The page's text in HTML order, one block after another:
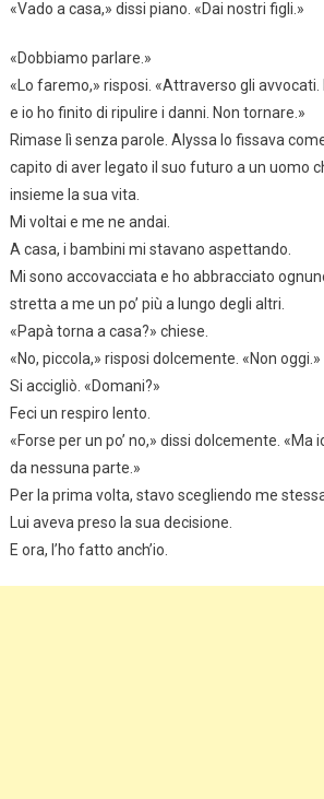
«Vado a casa,» dissi piano. «Dai nostri figli.»
«Dobbiamo parlare.»
«Lo faremo,» risposi. «Attraverso gli
e io ho finito di ripulire i danni. Non tornare.»
Rimase lì senza parole. Alyssa lo fissava
capito di aver legato il suo futuro a un uomo
insieme la sua vita.
Mi voltai e me ne andai.
A casa, i bambini mi stavano aspettando.
Mi sono accovacciata e ho abbracciato
stretta a me un po’ più a lungo degli altri.
«Papà torna a casa?» chiese.
«No, piccola,» risposi dolcemente. «Non oggi.»
Si accigliò. «Domani?»
Feci un respiro lento.
«Forse per un po’ no,» dissi dolcemente. «Ma
da nessuna parte.»
Per la prima volta, stavo scegliendo me
Lui aveva preso la sua decisione.
E ora, l’ho fatto anch’io.